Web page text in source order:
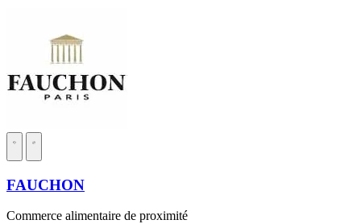
FAUCHON
Commerce alimentaire de proximité